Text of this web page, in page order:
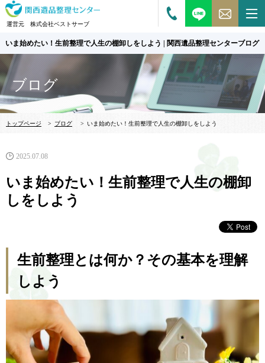
運営元 株式会社ベストサーブ
いま始めたい！生前整理で人生の棚卸しをしよう | 関西遺品整理センターブログ
ブログ
トップページ > ブログ > いま始めたい！生前整理で人生の棚卸しをしよう
2025.07.08
いま始めたい！生前整理で人生の棚卸
しをしよう
生前整理とは何か？その基本を理解
しよう